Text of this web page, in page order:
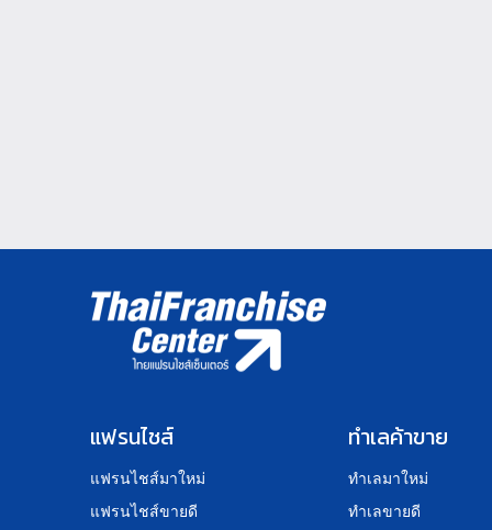
แฟรนไชส์
แฟรนไชส์มาใหม่
แฟรนไชส์ขายดี
ทำเลค้าขาย
ทำเลมาใหม่
ทำเลขายดี